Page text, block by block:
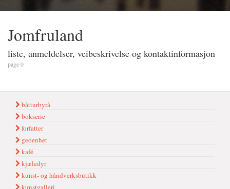
Jomfruland
liste, anmeldelser, veibeskrivelse og kontaktinformasjon
page 0
båtturbyrå
bokserie
forfatter
geoenhet
kafé
kjæledyr
kunst- og håndverksbutikk
kunstgalleri